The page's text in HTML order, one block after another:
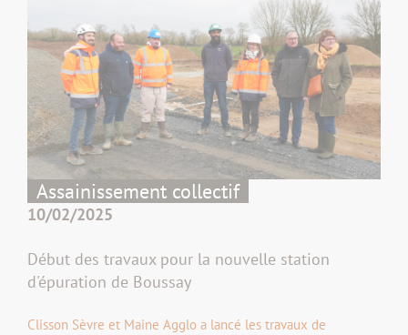
Assainissement collectif
10/02/2025
Début des travaux pour la nouvelle station
d'épuration de Boussay
Clisson Sèvre et Maine Agglo a lancé les travaux de